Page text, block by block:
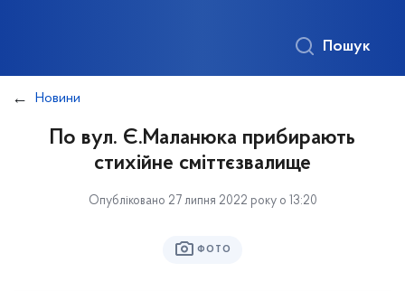
Пошук
Новини
По вул. Є.Маланюка прибирають
стихійне сміттєзвалище
Опубліковано 27 липня 2022 року о 13:20
ФОТО